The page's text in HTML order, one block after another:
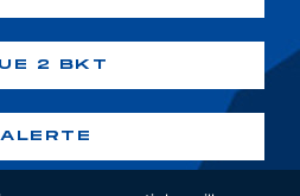
2 BKT